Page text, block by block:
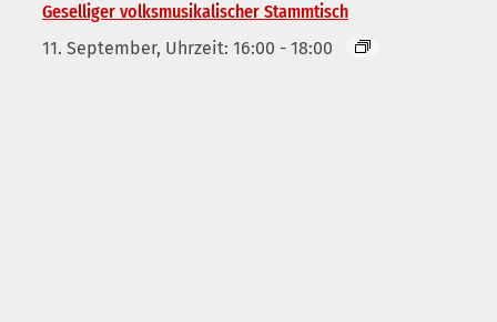
Geselliger volksmusikalischer Stammtisch
11. September, Uhrzeit: 16:00 - 18:00